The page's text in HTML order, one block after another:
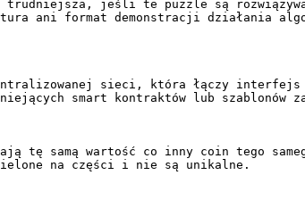
jeśli te puzzle są
ani format demonstracji działania
sieci, która łączy interfejs
smart kontraktów lub szablonów
tę samą wartość co inny coin tego
na części i nie są unikalne.